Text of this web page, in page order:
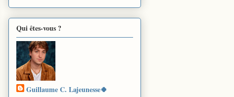
Qui êtes-vous ?
Guillaume C. Lajeunesse🍀